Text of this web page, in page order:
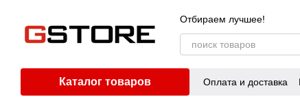
Отбираем лучшее!
Каталог товаров Оплата и доставка